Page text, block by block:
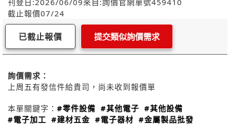
刊登日:2026/06/09來自:詢價官網單號459410
截止報價07/24
已截止報價 提交類似詢價需求
詢價需求：
上周五有發信件給貴司，尚未收到報價單
本單關鍵字： #零件設備 #其他電子 #其他設備
#電子加工 #建材五金 #電子器材 #金屬製品批發